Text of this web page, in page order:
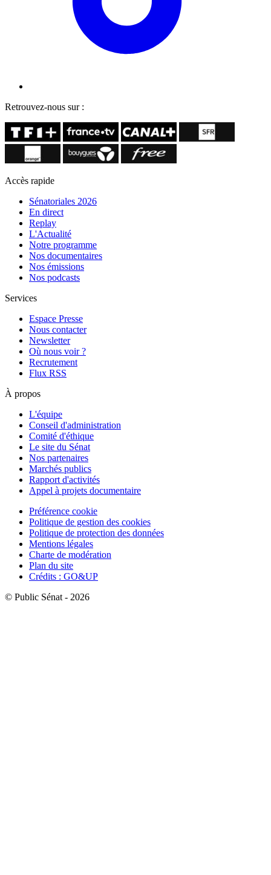
Retrouvez-nous sur :
Accès rapide
Sénatoriales 2026
En direct
Replay
L'Actualité
Notre programme
Nos documentaires
Nos émissions
Nos podcasts
Services
Espace Presse
Nous contacter
Newsletter
Où nous voir ?
Recrutement
Flux RSS
À propos
L'équipe
Conseil d'administration
Comité d'éthique
Le site du Sénat
Nos partenaires
Marchés publics
Rapport d'activités
Appel à projets documentaire
Préférence cookie
Politique de gestion des cookies
Politique de protection des données
Mentions légales
Charte de modération
Plan du site
Crédits : GO&UP
© Public Sénat - 2026